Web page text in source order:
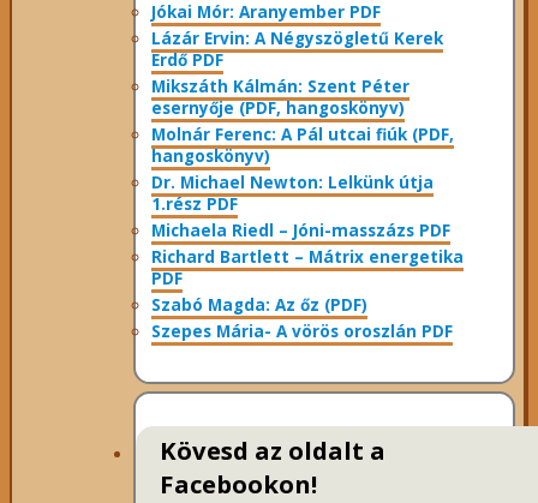
Jókai Mór: Aranyember PDF
Lázár Ervin: A Négyszögletű Kerek
Erdő PDF
Mikszáth Kálmán: Szent Péter
esernyője (PDF, hangoskönyv)
Molnár Ferenc: A Pál utcai fiúk (PDF,
hangoskönyv)
Dr. Michael Newton: Lelkünk útja
1.rész PDF
Michaela Riedl – Jóni-masszázs PDF
Richard Bartlett – Mátrix energetika
PDF
Szabó Magda: Az őz (PDF)
Szepes Mária- A vörös oroszlán PDF
Kövesd az oldalt a
Facebookon!